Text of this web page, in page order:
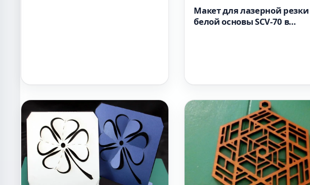
Макет для лазерной резки
белой основы SCV-70 в